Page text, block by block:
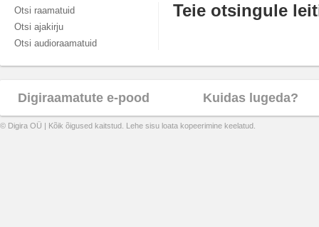
Otsi raamatuid
Otsi ajakirju
Otsi audioraamatuid
Teie otsingule
Digiraamatute e-pood Kuidas lugeda?
© Digira OÜ | Kõik õigused kaitstud. Lehe sisu loata kopeerimine keelatud.